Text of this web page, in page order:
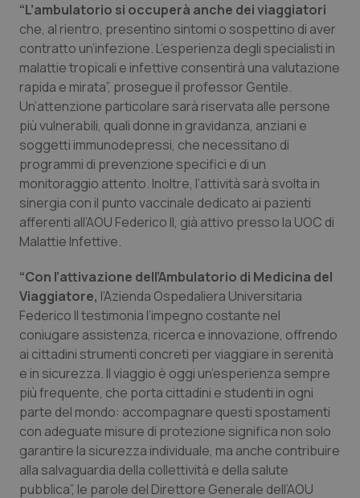
Sicilia
Toscana
Umbria
Valle D’Aosta
Veneto
Neuroscienze & patologie neurodegenerative
Obesità
Oftalmologia
Oncodermatologia
Oncoematologia
Oncologia & Nutrizione
Quotidiano Cardiologia
Quotidiano Chirurgia
Quotidiano Oncologia
Quotidiano Pediatria
Rene & patologie urogenitali
“L’ambulatorio si occuperà anche dei viaggiatori
che, al rientro, presentino sintomi o sospettino di aver
contratto un’infezione. L’esperienza degli specialisti in
malattie tropicali e infettive consentirà una valutazione
rapida e mirata”, prosegue il professor Gentile.
Un’attenzione particolare sarà riservata alle persone
più vulnerabili, quali donne in gravidanza, anziani e
soggetti immunodepressi, che necessitano di
programmi di prevenzione specifici e di un
monitoraggio attento. Inoltre, l’attività sarà svolta in
sinergia con il punto vaccinale dedicato ai pazienti
afferenti all’AOU Federico II, già attivo presso la UOC di
Malattie Infettive.
“Con l’attivazione dell’Ambulatorio di Medicina del
Viaggiatore, l’Azienda Ospedaliera Universitaria
Federico II testimonia l’impegno costante nel
coniugare assistenza, ricerca e innovazione, offrendo
ai cittadini strumenti concreti per viaggiare in serenità
e in sicurezza. Il viaggio è oggi un’esperienza sempre
più frequente, che porta cittadini e studenti in ogni
parte del mondo: accompagnare questi spostamenti
con adeguate misure di protezione significa non solo
garantire la sicurezza individuale, ma anche contribuire
alla salvaguardia della collettività e della salute
pubblica”, le parole del Direttore Generale dell’AOU